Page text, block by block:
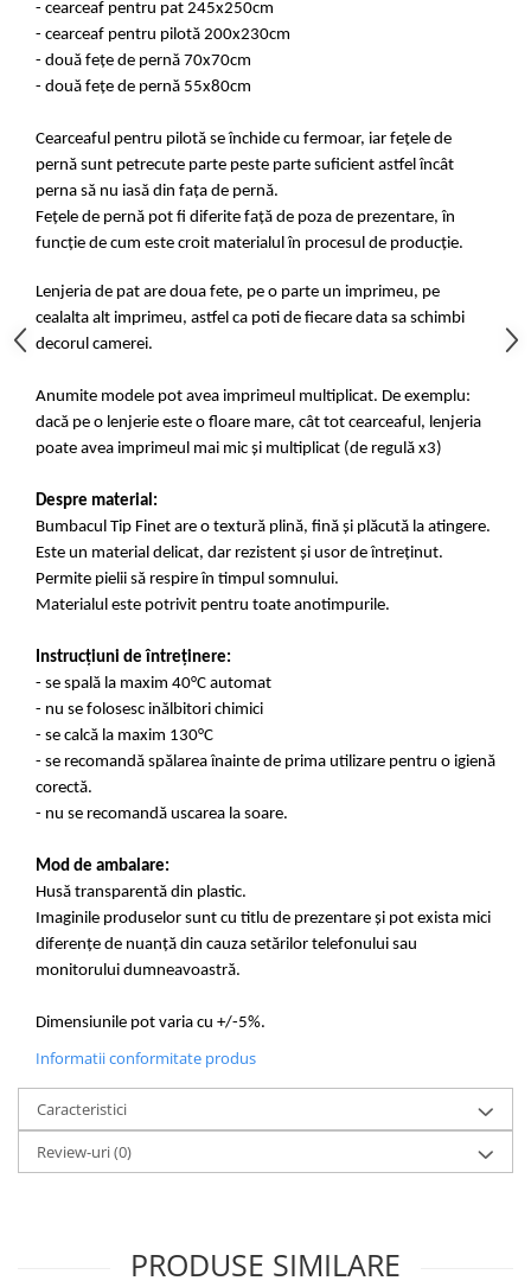
- cearceaf pentru pat 245x250cm
- cearceaf pentru pilotă 200x230cm
- două fețe de pernă 70x70cm
- două fețe de pernă 55x80cm
Cearceaful pentru pilotă se închide cu fermoar, iar fețele de
pernă sunt petrecute parte peste parte suficient astfel încât
perna să nu iasă din fața de pernă.
Fețele de pernă pot fi diferite față de poza de prezentare, în
funcție de cum este croit materialul în procesul de producție.
Lenjeria de pat are doua fete, pe o parte un imprimeu, pe
cealalta alt imprimeu, astfel ca poti de fiecare data sa schimbi
decorul camerei.
Anumite modele pot avea imprimeul multiplicat. De exemplu:
dacă pe o lenjerie este o floare mare, cât tot cearceaful, lenjeria
poate avea imprimeul mai mic și multiplicat (de regulă x3)
Despre material:
Bumbacul Tip Finet are o textură plină, fină și plăcută la atingere.
Este un material delicat, dar rezistent și usor de întreținut.
Permite pielii să respire în timpul somnului.
Materialul este potrivit pentru toate anotimpurile.
Instrucțiuni de întreținere:
- se spală la maxim 40°C automat
- nu se folosesc inălbitori chimici
- se calcă la maxim 130°C
- se recomandă spălarea înainte de prima utilizare pentru o igienă
corectă.
- nu se recomandă uscarea la soare.
Mod de ambalare:
Husă transparentă din plastic.
Imaginile produselor sunt cu titlu de prezentare și pot exista mici
diferențe de nuanță din cauza setărilor telefonului sau
monitorului dumneavoastră.
Dimensiunile pot varia cu +/-5%.
Informatii conformitate produs
Caracteristici
Review-uri(0)
PRODUSE SIMILARE